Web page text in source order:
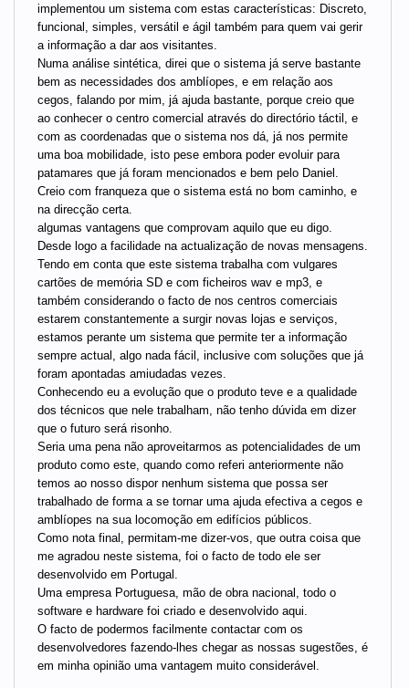
implementou um sistema com estas características: Discreto,
funcional, simples, versátil e ágil também para quem vai gerir
a informação a dar aos visitantes.
Numa análise sintética, direi que o sistema já serve bastante
bem as necessidades dos amblíopes, e em relação aos
cegos, falando por mim, já ajuda bastante, porque creio que
ao conhecer o centro comercial através do directório táctil, e
com as coordenadas que o sistema nos dá, já nos permite
uma boa mobilidade, isto pese embora poder evoluir para
patamares que já foram mencionados e bem pelo Daniel.
Creio com franqueza que o sistema está no bom caminho, e
na direcção certa.
algumas vantagens que comprovam aquilo que eu digo.
Desde logo a facilidade na actualização de novas mensagens.
Tendo em conta que este sistema trabalha com vulgares
cartões de memória SD e com ficheiros wav e mp3, e
também considerando o facto de nos centros comerciais
estarem constantemente a surgir novas lojas e serviços,
estamos perante um sistema que permite ter a informação
sempre actual, algo nada fácil, inclusive com soluções que já
foram apontadas amiudadas vezes.
Conhecendo eu a evolução que o produto teve e a qualidade
dos técnicos que nele trabalham, não tenho dúvida em dizer
que o futuro será risonho.
Seria uma pena não aproveitarmos as potencialidades de um
produto como este, quando como referi anteriormente não
temos ao nosso dispor nenhum sistema que possa ser
trabalhado de forma a se tornar uma ajuda efectiva a cegos e
amblíopes na sua locomoção em edifícios públicos.
Como nota final, permitam-me dizer-vos, que outra coisa que
me agradou neste sistema, foi o facto de todo ele ser
desenvolvido em Portugal.
Uma empresa Portuguesa, mão de obra nacional, todo o
software e hardware foi criado e desenvolvido aqui.
O facto de podermos facilmente contactar com os
desenvolvedores fazendo-lhes chegar as nossas sugestões, é
em minha opinião uma vantagem muito considerável.